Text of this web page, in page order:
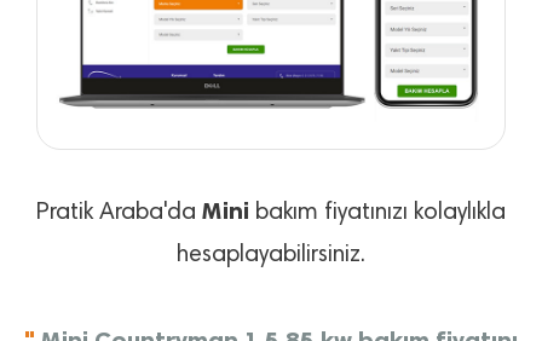
Pratik Araba'da Mini bakım fiyatınızı kolaylıkla
hesaplayabilirsiniz.